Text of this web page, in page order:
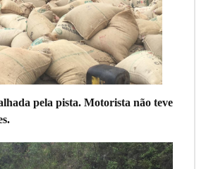
pela pista. Motorista não teve